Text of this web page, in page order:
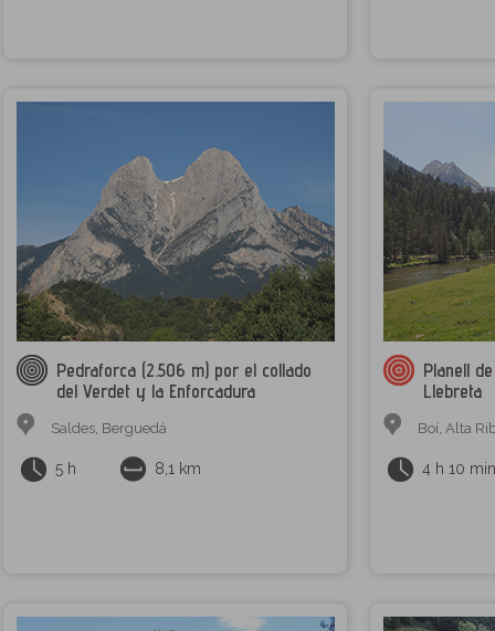
Pedraforca (2.506 m) por el collado
del Verdet y la Enforcadura
Saldes, Berguedá
5 h 8,1 km
Planell
Llebreta
Boí, Alta
4 h 10 min